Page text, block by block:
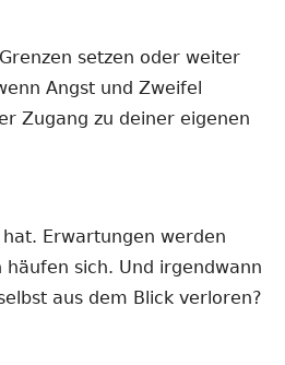
setzen oder weiter
Angst und Zweifel
Zugang zu deiner eigenen
Erwartungen werden
sich. Und irgendwann
aus dem Blick verloren?